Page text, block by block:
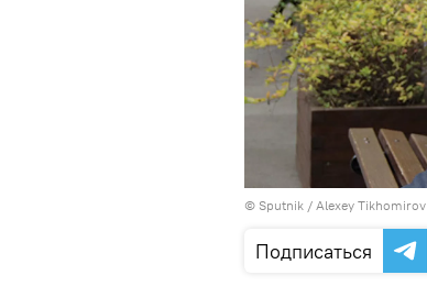
© Sputnik / Alexey Tikhomirov
Подписаться